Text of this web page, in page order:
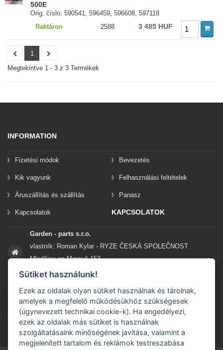
500E
Orig. číslo: 590541, 596459, 596608, 597118
Raktáron
2588 3 485 HUF
1
Megtekintve 1 - 3 z 3 Termékek
INFORMATION
Fizetési módok Bevezetés
Kik vagyunk Felhasználási feltételek
Áruszállítás és szállítás Panasz
Kapcsolatok KAPCSOLATOK
Garden - parts s.r.o.
vlastník: Roman Kylar - RYZE ČESKÁ SPOLEČNOST
Mladějov na Moravě 153
56935 Mladějov na Moravě
+420 777 96 96 03
info@garden-parts.cz
Sütiket használunk!
Ezek az oldalak olyan sütiket használnak és tárolnak,
amelyek a megfelelő működésükhöz szükségesek
(úgynevezett technikai cookie-k). Ha engedélyezi,
ezek az oldalak más sütiket is használnak
szolgáltatásaink minőségének javítása, valamint a
megjelenített tartalom és reklámok testreszabása